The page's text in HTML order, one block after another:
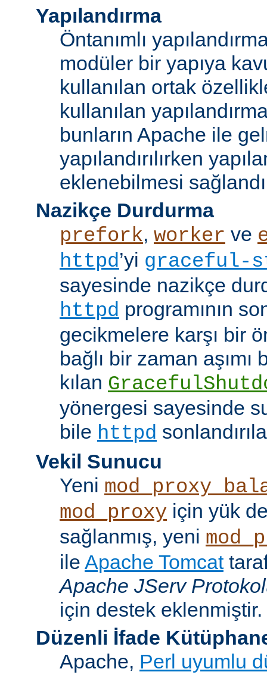
Yapılandırma
Öntanımlı
modüler bir yapıya
kullanılan ortak
kullanılan
bunların Apache ile
yapılandırılırken
eklenebilmesi
Nazikçe Durdurma
prefork, worker ve
httpd’yi graceful-
sayesinde nazikçe
httpd programının
gecikmelere karşı bir
bağlı bir zaman
kılan
yönergesi sayesinde
bile httpd
Vekil Sunucu
Yeni
mod_proxy için yük
sağlanmış, yeni
ile Apache Tomcat
Apache JServ
için destek eklenmiştir.
Düzenli İfade
Apache, Perl uyumlu